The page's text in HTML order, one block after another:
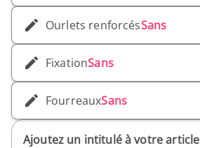
Ourlets renforcésSans
FixationSans
FourreauxSans
Ajoutez un intitulé à votre article